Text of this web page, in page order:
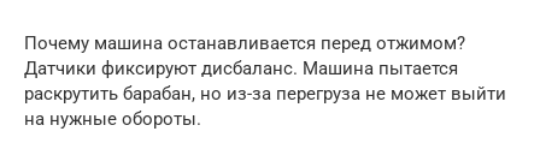
Почему машина останавливается перед отжимом?
Датчики фиксируют дисбаланс. Машина пытается
раскрутить барабан, но из-за перегруза не может выйти
на нужные обороты.